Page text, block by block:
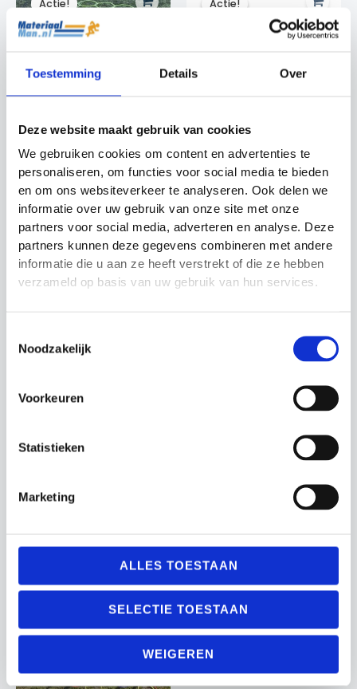
Toestemming Details Over
Deze website maakt gebruik van cookies
We gebruiken cookies om content en advertenties te
personaliseren, om functies voor social media te bieden
en om ons websiteverkeer te analyseren. Ook delen we
informatie over uw gebruik van onze site met onze
partners voor social media, adverteren en analyse. Deze
partners kunnen deze gegevens combineren met andere
informatie die u aan ze heeft verstrekt of die ze hebben
verzameld op basis van uw gebruik van hun services.
Noodzakelijk
Voorkeuren
Statistieken
Marketing
ALLES TOESTAAN
SELECTIE TOESTAAN
WEIGEREN
Actie!
Actie!
Octa Ring
Speedladder
Precision Training
Speedladder -
Loopladder
€37.99 Oorspronkelijke
prijs
was:
€37.99.
€32.99Huidige
prijs
is:
€32.99.
Actie!
Actie!
Trainingsladder
vierzijdig
Speedladder -
Loopladder
€49.99Oorspronkelijke
prijs
€49.99.
€44.99Huidige
prijs
is:
€44.99.
Speedladder
Speedladder -
€29.99.
Precision Training
Prijsklasse:
€14.99